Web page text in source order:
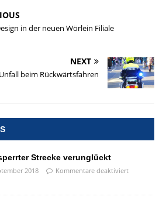
in der neuen Wörlein Filiale
NEXT
Unfall beim Rückwärtsfahren
Strecke verunglückt
2018 Kommentare deaktiviert